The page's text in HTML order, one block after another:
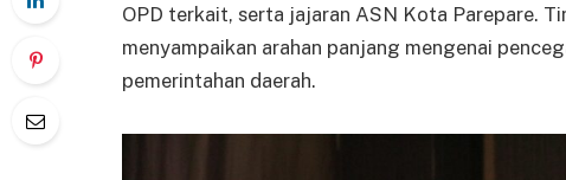
OPD terkait, serta jajaran ASN Kota Parepare.
menyampaikan arahan panjang mengenai
pemerintahan daerah.